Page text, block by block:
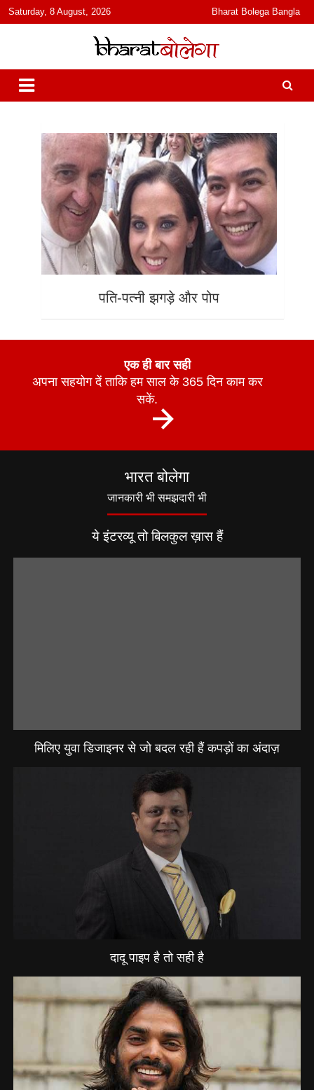
content
Saturday, 8 August, 2026 Bharat Bolega Bangla
भारत बोलेगा
हिंदी में समाचार, विचार, ऑडियो, वीडियो और फ़ीचर. भारत बोलेगा हिंदी न्यूज़ वेबसाइट
India: News, Views, Info, Trends & Podcast I जानकारी भी समझदारी भी
और पॉडकास्ट
पति-पत्नी झगड़े और पोप
एक ही बार सही
अपना सहयोग दें ताकि हम साल के 365 दिन काम कर
सकें.
भारत बोलेगा
जानकारी भी समझदारी भी
ये इंटरव्यू तो बिलकुल ख़ास हैं
मिलिए युवा डिजाइनर से जो बदल रही हैं कपड़ों का अंदाज़
दादू पाइप है तो सही है